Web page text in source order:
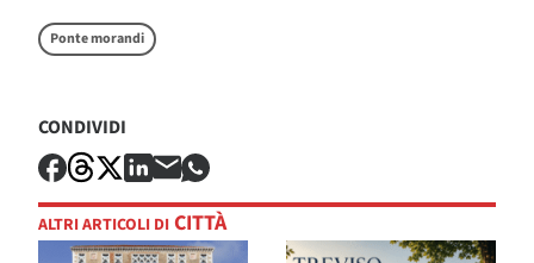
Ponte morandi
CONDIVIDI
ALTRI ARTICOLI DI CITTÀ